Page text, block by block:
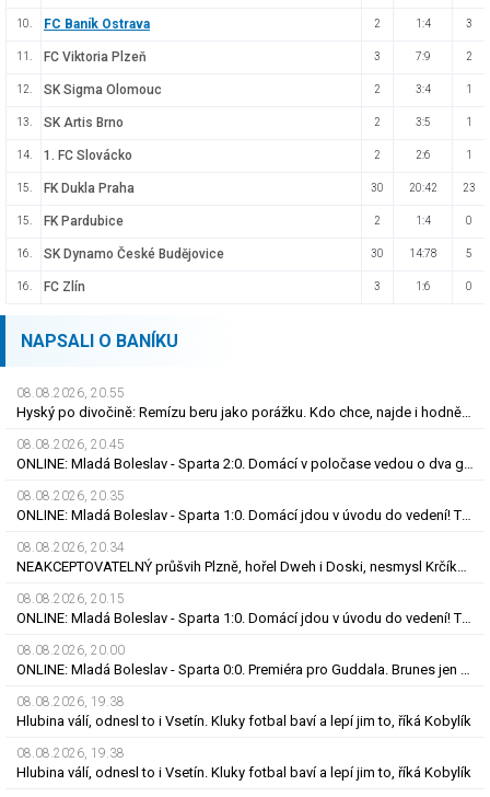
10. FC Baník Ostrava 2 1:4 3
11. FC Viktoria Plzeň 3 7:9 2
12. SK Sigma Olomouc 2 3:4 1
13. SK Artis Brno 2 3:5 1
14. 1. FC Slovácko 2 2:6 1
15. FK Dukla Praha 30 20:42 23
15. FK Pardubice 2 1:4 0
16. SK Dynamo České Budějovice 30 14:78 5
16. FC Zlín 3 1:6 0
NAPSALI O BANÍKU
08.08.2026, 20.55
Hyský po divočině: Remízu beru jako porážku. Kdo chce, najde i hodně pozitivních věcí
08.08.2026, 20.45
ONLINE: Mladá Boleslav - Sparta 2:0. Domácí v poločase vedou o dva góly! Letenští bez střely
08.08.2026, 20.35
ONLINE: Mladá Boleslav - Sparta 1:0. Domácí jdou v úvodu do vedení! Trefil se Šubert
08.08.2026, 20.34
NEAKCEPTOVATELNÝ průšvih Plzně, hořel Dweh i Doski, nesmysl Krčíka. Ustojí to Hyský?
08.08.2026, 20.15
ONLINE: Mladá Boleslav - Sparta 1:0. Domácí jdou v úvodu do vedení! Trefil se Šubert
08.08.2026, 20.00
ONLINE: Mladá Boleslav - Sparta 0:0. Premiéra pro Guddala. Brunes jen na lavičce, hraje Vojta
08.08.2026, 19.38
Hlubina válí, odnesl to i Vsetín. Kluky fotbal baví a lepí jim to, říká Kobylík
08.08.2026, 19.38
Hlubina válí, odnesl to i Vsetín. Kluky fotbal baví a lepí jim to, říká Kobylík